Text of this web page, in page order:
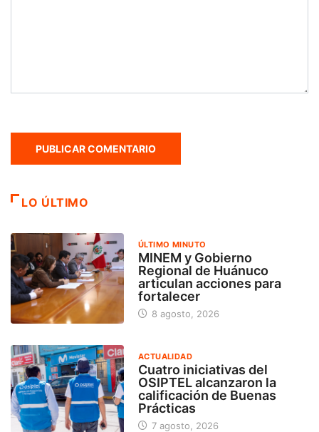
LO ÚLTIMO
ÚLTIMO MINUTO
MINEM y Gobierno
Regional de Huánuco
articulan acciones para
fortalecer
8 agosto, 2026
ACTUALIDAD
Cuatro iniciativas del
OSIPTEL alcanzaron la
calificación de Buenas
Prácticas
7 agosto, 2026